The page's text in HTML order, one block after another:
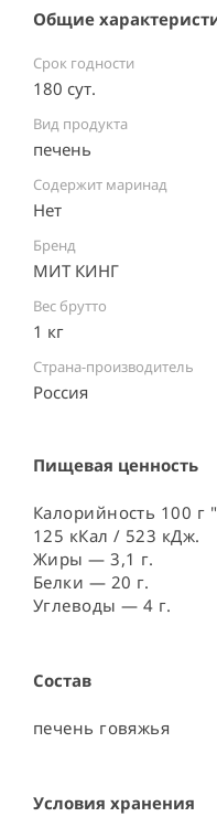
Общие
Срок годности
180 сут.
Вид продукта
печень
Содержит маринад
Нет
Бренд
МИТ КИНГ
Вес брутто
1 кг
Страна-производитель
Россия ⠀
Пищевая ценность
Калорийность 100 г
125 кКал / 523 кДж.
Жиры — 3,1 г.
Белки — 20 г.
Углеводы — 4 г.
Состав
печень говяжья
Условия хранения